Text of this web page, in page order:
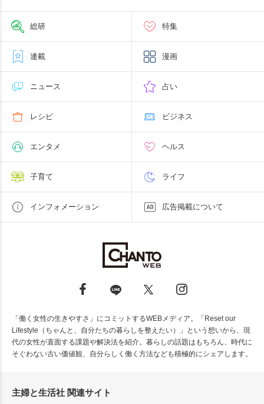
総研 特集
連載 漫画
ニュース 占い
レシピ ビジネス
エンタメ ヘルス
子育て ライフ
インフォメーション 広告掲載について
「働く女性の生きやすさ」にコミットするWEBメディア。「Reset our
Lifestyle（ちゃんと、自分たちの暮らしを整えたい）」という想いから、現
代の女性が直面する課題や解決法を紹介。暮らしの話題はもちろん、時代に
そぐわない古い価値観、自分らしく働く方法なども積極的にシェアします。
主婦と生活社 関連サイト